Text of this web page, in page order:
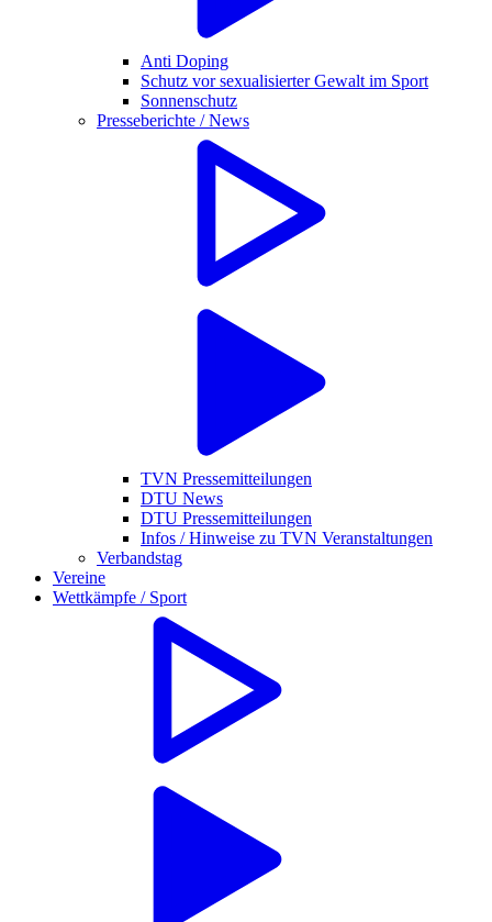
Anti Doping
Schutz vor sexualisierter Gewalt im Sport
Sonnenschutz
Presseberichte / News
TVN Pressemitteilungen
DTU News
DTU Pressemitteilungen
Infos / Hinweise zu TVN Veranstaltungen
Verbandstag
Vereine
Wettkämpfe / Sport